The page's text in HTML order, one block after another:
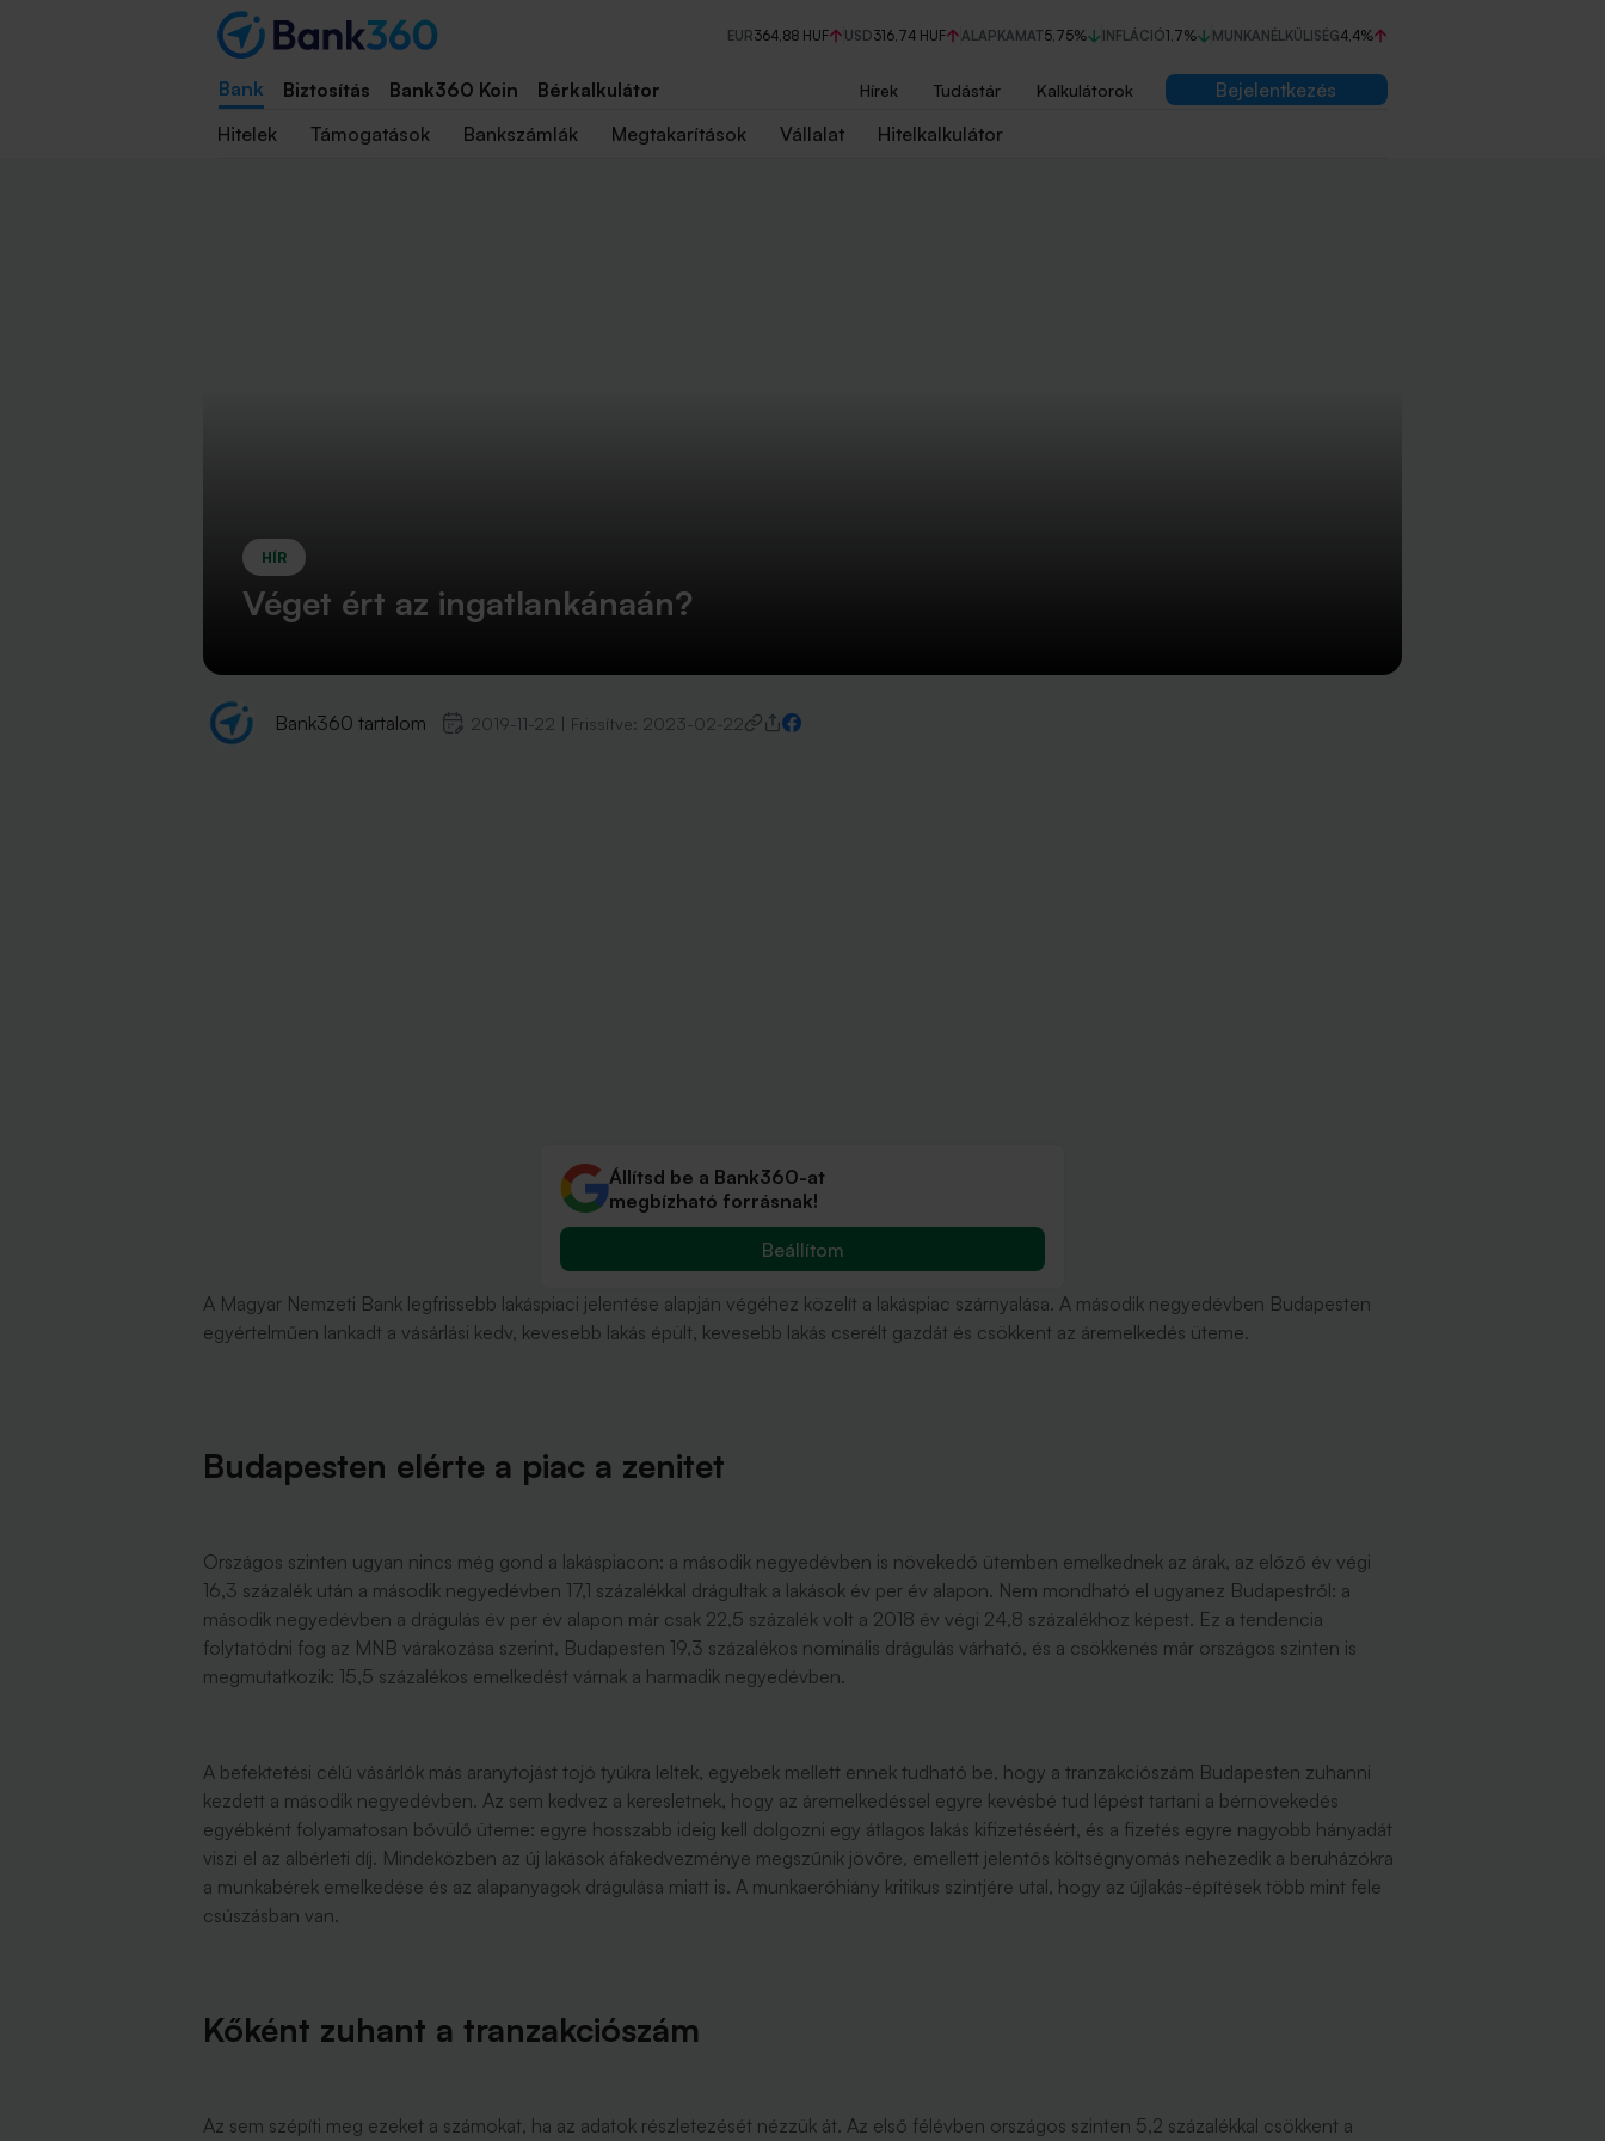
EUR364,88 HUF USD316,74 HUF ALAPKAMAT5,75% INFLÁCIÓ1,7% MUNKANÉLKÜLISÉG4,4%
Bank Biztosítás Bank360 Koin Bérkalkulátor Hírek Tudástár Kalkulátorok
Bejelentkezés
Hitelek
Támogatások Bankszámlák Megtakarítások Vállalat Hitelkalkulátor
HÍR
Véget ért az ingatlankánaán?
Bank360 tartalom 2019-11-22 Frissítve: 2023-02-22
Állítsd be a Bank360-at
megbízható forrásnak!
Beállítom
A Magyar Nemzeti Bank legfrissebb lakáspiaci jelentése alapján végéhez közelít a lakáspiac szárnyalása. A második negyedévben Budapesten
egyértelműen lankadt a vásárlási kedv, kevesebb lakás épült, kevesebb lakás cserélt gazdát és csökkent az áremelkedés üteme.
Budapesten elérte a piac a zenitet
Országos szinten ugyan nincs még gond a lakáspiacon: a második negyedévben is növekedő ütemben emelkednek az árak, az előző év végi
16,3 százalék után a második negyedévben 17,1 százalékkal drágultak a lakások év per év alapon. Nem mondható el ugyanez Budapestről: a
második negyedévben a drágulás év per év alapon már csak 22,5 százalék volt a 2018 év végi 24,8 százalékhoz képest. Ez a tendencia
folytatódni fog az MNB várakozása szerint, Budapesten 19,3 százalékos nominális drágulás várható, és a csökkenés már országos szinten is
megmutatkozik: 15,5 százalékos emelkedést várnak a harmadik negyedévben.
A befektetési célú vásárlók más aranytojást tojó tyúkra leltek, egyebek mellett ennek tudható be, hogy a tranzakciószám Budapesten zuhanni
kezdett a második negyedévben. Az sem kedvez a keresletnek, hogy az áremelkedéssel egyre kevésbé tud lépést tartani a bérnövekedés
egyébként folyamatosan bővülő üteme: egyre hosszabb ideig kell dolgozni egy átlagos lakás kifizetéséért, és a fizetés egyre nagyobb hányadát
viszi el az albérleti díj. Mindeközben az új lakások áfakedvezménye megszűnik jövőre, emellett jelentős költségnyomás nehezedik a beruházókra
a munkabérek emelkedése és az alapanyagok drágulása miatt is. A munkaerőhiány kritikus szintjére utal, hogy az újlakás-építések több mint fele
csúszásban van.
Kőként zuhant a tranzakciószám
Az sem szépíti meg ezeket a számokat, ha az adatok részletezését nézzük át. Az első félévben országos szinten 5,2 százalékkal csökkent a